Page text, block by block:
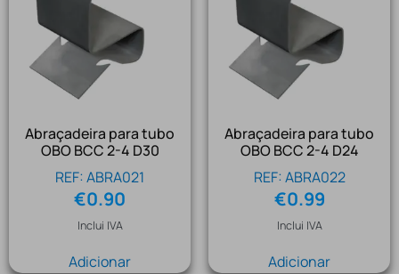
Abraçadeira para tubo
OBO BCC 2-4 D30
REF: ABRA021
€0.90
Inclui IVA
Adicionar
Abraçadeira para tubo
OBO BCC 2-4 D24
REF: ABRA022
€0.99
Inclui IVA
Adicionar